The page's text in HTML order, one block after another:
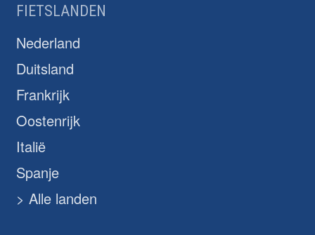
FIETSLANDEN
Nederland
Duitsland
Frankrijk
Oostenrijk
Italië
Spanje
> Alle landen